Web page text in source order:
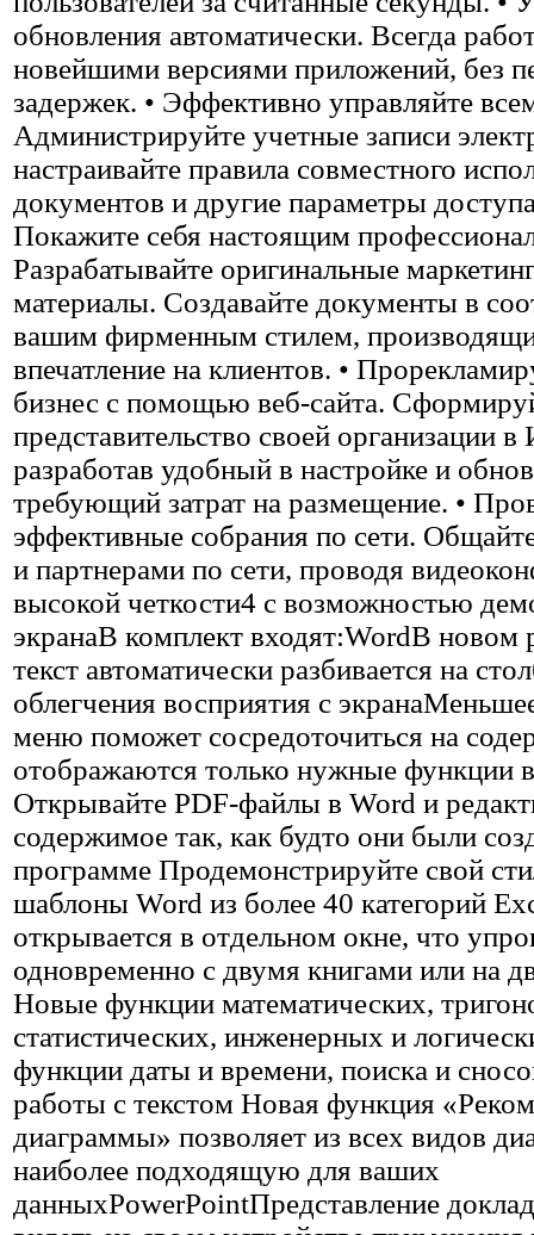
обновления автоматически. Всегда
новейшими версиями приложений, без
задержек. • Эффективно управляйте
Администрируйте учетные записи
настраивайте правила совместного
документов и другие параметры
Покажите себя настоящим
Разрабатывайте оригинальные
материалы. Создавайте документы в
вашим фирменным стилем,
впечатление на клиентов. •
бизнес с помощью веб-сайта.
представительство своей организации в
разработав удобный в настройке и
требующий затрат на размещение. •
эффективные собрания по сети.
и партнерами по сети, проводя
высокой четкости4 с возможностью
экранаВ комплект входят:WordВ новом
текст автоматически разбивается на
облегчения восприятия с
меню поможет сосредоточиться на
отображаются только нужные функции
Открывайте PDF-файлы в Word и
содержимое так, как будто они были
программе Продемонстрируйте свой
шаблоны Word из более 40 категорий
открывается в отдельном окне, что
одновременно с двумя книгами или на
Новые функции математических,
статистических, инженерных и
функции даты и времени, поиска и
работы с текстом Новая функция
диаграммы» позволяет из всех видов
наиболее подходящую для ваших
данныхPowerPointПредставление